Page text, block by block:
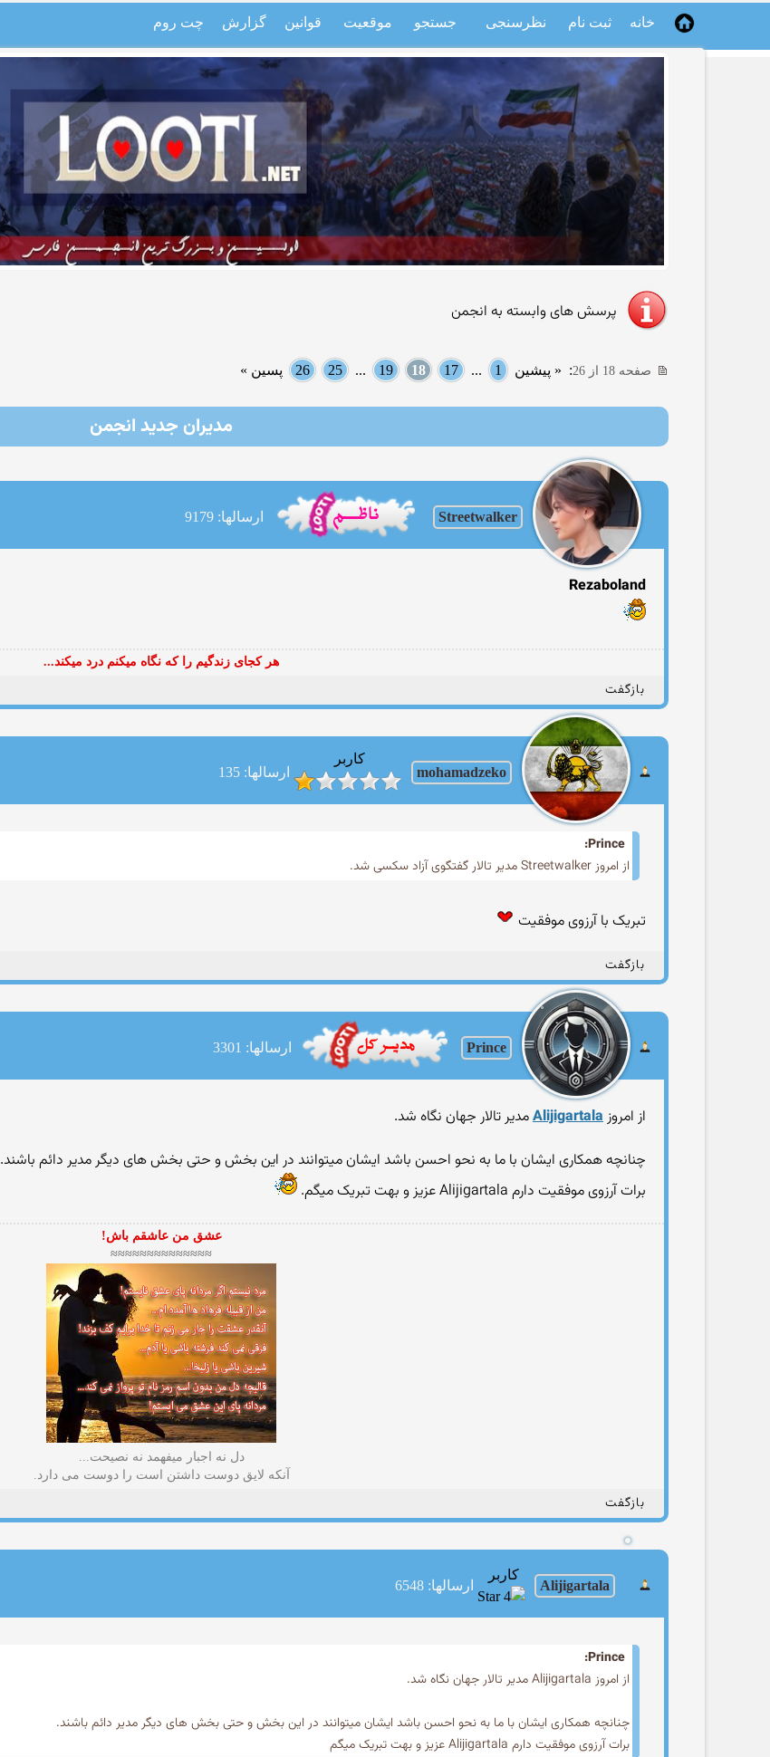
خانه ثبت نام نظرسنجی جستجو موقعیت قوانین گزارش چت روم
پرسش های وابسته به انجمن
صفحه 18 از 26 : « پیشین 1
...
17
18
19
...
25
26 پسین »
مدیران جدید انجمن
Streetwalker ارسالها: 9179
Rezaboland
هر کجای زندگیم را که نگاه میکنم درد میکند...
بازگفت
mohamadzeko
کاربر
ارسالها: 135
Prince:
از امروز Streetwalker مدیر تالار گفتگوی آزاد سکسی شد.
تبریک با آرزوی موفقیت
بازگفت
Prince ارسالها: 3301
از امروزAlijigartalaمدیر تالار جهان نگاه شد.
چنانچه همكاری ایشان با ما به نحو احسن باشد ایشان میتوانند در این بخش و حتی بخش های دیگر مدیر دائم باشند.
برات آرزوی موفقیت دارم Alijigartala عزیز و بهت تبریک میگم.
عشق من عاشقم باش!
≈≈≈≈≈≈≈≈≈≈≈≈≈≈
دل نه اجبار میفهمد نه نصیحت...
آنکه لایق دوست داشتن است را دوست می دارد.
بازگفت
Alijigartala
کاربر
ارسالها: 6548
Prince:
از امروز Alijigartala مدیر تالار جهان نگاه شد.
چنانچه همكاری ایشان با ما به نحو احسن باشد ایشان میتوانند در این بخش و حتی بخش های دیگر مدیر دائم باشند.
برات آرزوی موفقیت دارم Alijigartala عزیز و بهت تبریک میگم